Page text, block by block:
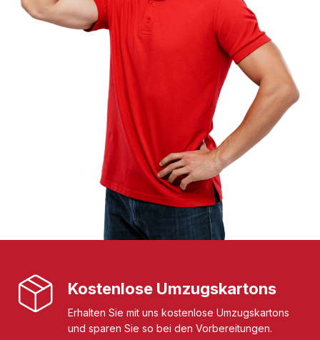
Kostenlose Umzugskartons
Erhalten Sie mit uns kostenlose Umzugskartons
und sparen Sie so bei den Vorbereitungen.